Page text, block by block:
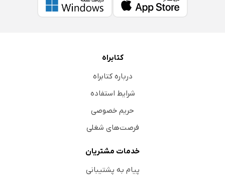
کتابراه
درباره کتابراه
شرایط استفاده
حریم خصوصی
فرصت‌های شغلی
خدمات مشتریان
پیام به پشتیبانی